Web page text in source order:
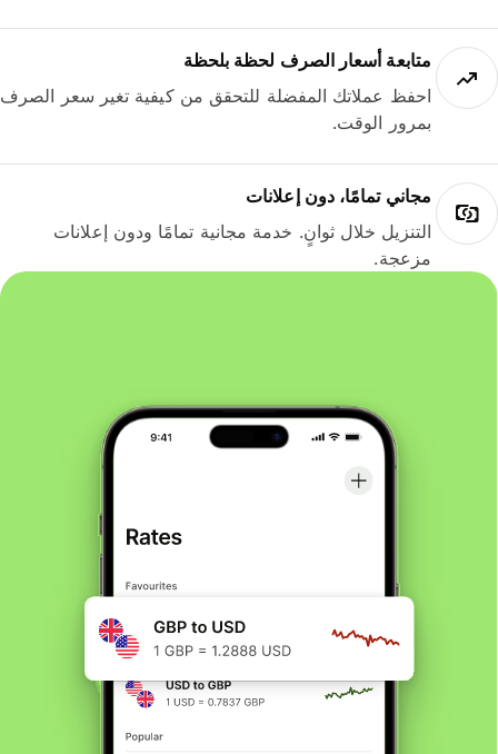
متابعة أسعار الصرف لحظة بلحظة
احفظ عملاتك المفضلة للتحقق من كيفية تغير سعر الصرف
بمرور الوقت.
مجاني تمامًا، دون إعلانات
التنزيل خلال ثوانٍ. خدمة مجانية تمامًا ودون إعلانات
مزعجة.